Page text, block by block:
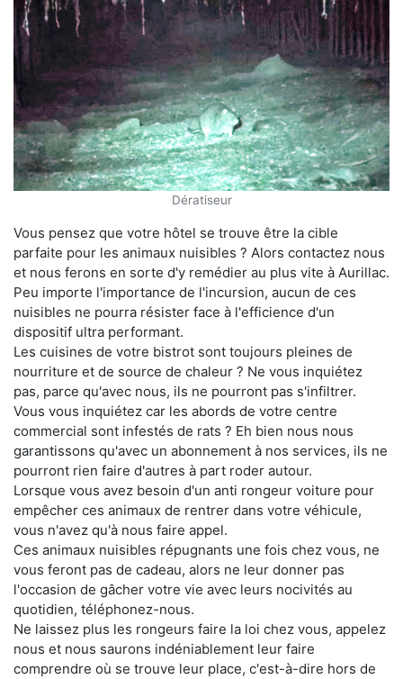
Dératiseur
Vous pensez que votre hôtel se trouve être la cible
parfaite pour les animaux nuisibles ? Alors contactez nous
et nous ferons en sorte d'y remédier au plus vite à Aurillac.
Peu importe l'importance de l'incursion, aucun de ces
nuisibles ne pourra résister face à l'efficience d'un
dispositif ultra performant.
Les cuisines de votre bistrot sont toujours pleines de
nourriture et de source de chaleur ? Ne vous inquiétez
pas, parce qu'avec nous, ils ne pourront pas s'infiltrer.
Vous vous inquiétez car les abords de votre centre
commercial sont infestés de rats ? Eh bien nous nous
garantissons qu'avec un abonnement à nos services, ils ne
pourront rien faire d'autres à part roder autour.
Lorsque vous avez besoin d'un anti rongeur voiture pour
empêcher ces animaux de rentrer dans votre véhicule,
vous n'avez qu'à nous faire appel.
Ces animaux nuisibles répugnants une fois chez vous, ne
vous feront pas de cadeau, alors ne leur donner pas
l'occasion de gâcher votre vie avec leurs nocivités au
quotidien, téléphonez-nous.
Ne laissez plus les rongeurs faire la loi chez vous, appelez
nous et nous saurons indéniablement leur faire
comprendre où se trouve leur place, c'est-à-dire hors de